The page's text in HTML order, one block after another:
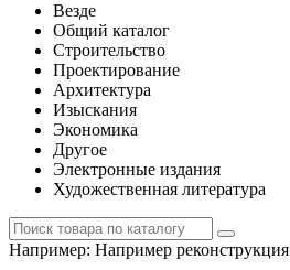
Везде
Общий каталог
Строительство
Проектирование
Архитектура
Изыскания
Экономика
Другое
Электронные издания
Художественная литература
Например: Например реконструкция